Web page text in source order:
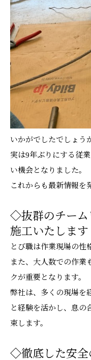
いかがでしたでしょう
実は9年ぶりにする従
い機会となりました。
これからも最新情報を
◇抜群のチーム
施工いたします
とび職は作業現場の性
また、大人数での作業
クが重要となります。
弊社は、多くの現場を
と経験を活かし、息の
束します。
◇徹底した安全